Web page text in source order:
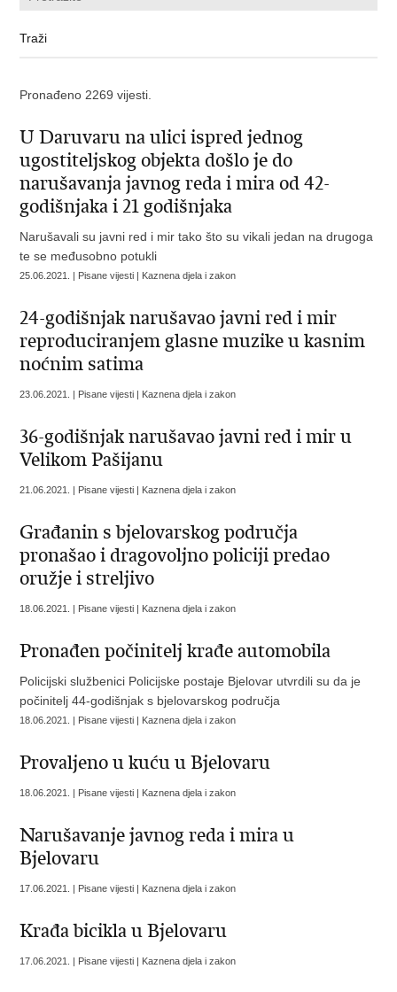
Pronađeno 2269 vijesti.
U Daruvaru na ulici ispred jednog
ugostiteljskog objekta došlo je do
narušavanja javnog reda i mira od 42-
godišnjaka i 21 godišnjaka
Narušavali su javni red i mir tako što su vikali jedan na drugoga
te se međusobno potukli
25.06.2021. | Pisane vijesti | Kaznena djela i zakon
24-godišnjak narušavao javni red i mir
reproduciranjem glasne muzike u kasnim
noćnim satima
23.06.2021. | Pisane vijesti | Kaznena djela i zakon
36-godišnjak narušavao javni red i mir u
Velikom Pašijanu
21.06.2021. | Pisane vijesti | Kaznena djela i zakon
Građanin s bjelovarskog područja
pronašao i dragovoljno policiji predao
oružje i streljivo
18.06.2021. | Pisane vijesti | Kaznena djela i zakon
Pronađen počinitelj krađe automobila
Policijski službenici Policijske postaje Bjelovar utvrdili su da je
počinitelj 44-godišnjak s bjelovarskog područja
18.06.2021. | Pisane vijesti | Kaznena djela i zakon
Provaljeno u kuću u Bjelovaru
18.06.2021. | Pisane vijesti | Kaznena djela i zakon
Narušavanje javnog reda i mira u
Bjelovaru
17.06.2021. | Pisane vijesti | Kaznena djela i zakon
Krađa bicikla u Bjelovaru
17.06.2021. | Pisane vijesti | Kaznena djela i zakon